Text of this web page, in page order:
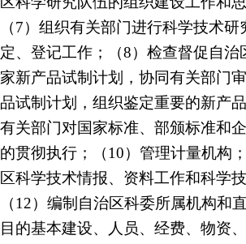
（7）组织有关部门进行科学技术
定、登记工作；（8）检查督促自治
家新产品试制计划，协同有关部门
品试制计划，组织鉴定重要的新产
有关部门对国家标准、部颁标准和
的贯彻执行；（10）管理计量机构
区科学技术情报、资料工作和科学
（12）编制自治区科委所属机构和
目的基本建设、人员、经费、物资